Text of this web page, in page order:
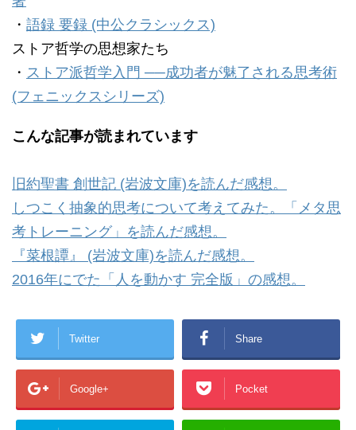
・ 語録 要録 (中公クラシックス)
ストア哲学の思想家たち
・ ストア派哲学入門 ──成功者が魅了される思考術
(フェニックスシリーズ)
こんな記事が読まれています
旧約聖書 創世記 (岩波文庫)を読んだ感想。
しつこく抽象的思考について考えてみた。「メタ思
考トレーニング」を読んだ感想。
『菜根譚』 (岩波文庫)を読んだ感想。
2016年にでた「人を動かす 完全版」の感想。
Twitter Share
Google+ Pocket